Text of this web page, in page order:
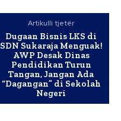
Artikulli tjetër
Dugaan Bisnis LKS di
SDN Sukaraja Menguak!
AWP Desak Dinas
Pendidikan Turun
Tangan, Jangan Ada
“Dagangan” di Sekolah
Negeri